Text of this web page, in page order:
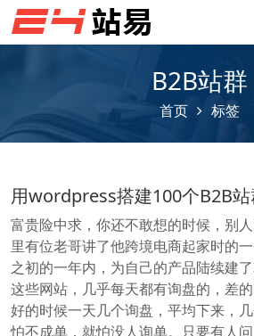
B2B站群
首页 标签
用wordpress搭建100个B2B
富贵险中求，你还不敢想的时候，别
里有位老哥讲了他跨境电商起家时的
之初的一年内，为自己的产品陆续建
这些网站，几乎每天都有询盘的，差
好的时候一天几个询盘，平均下来，
怕不成单，就怕没人询单。只要有人